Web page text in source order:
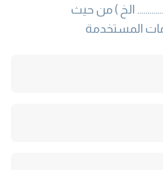
الخ ) من حيث
المستخدمة